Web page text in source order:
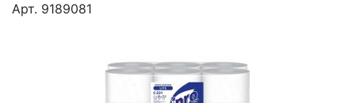
Арт. 9189081